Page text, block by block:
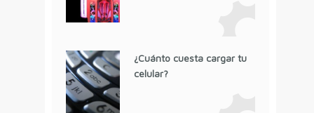
¿Cuánto cuesta cargar tu
celular?